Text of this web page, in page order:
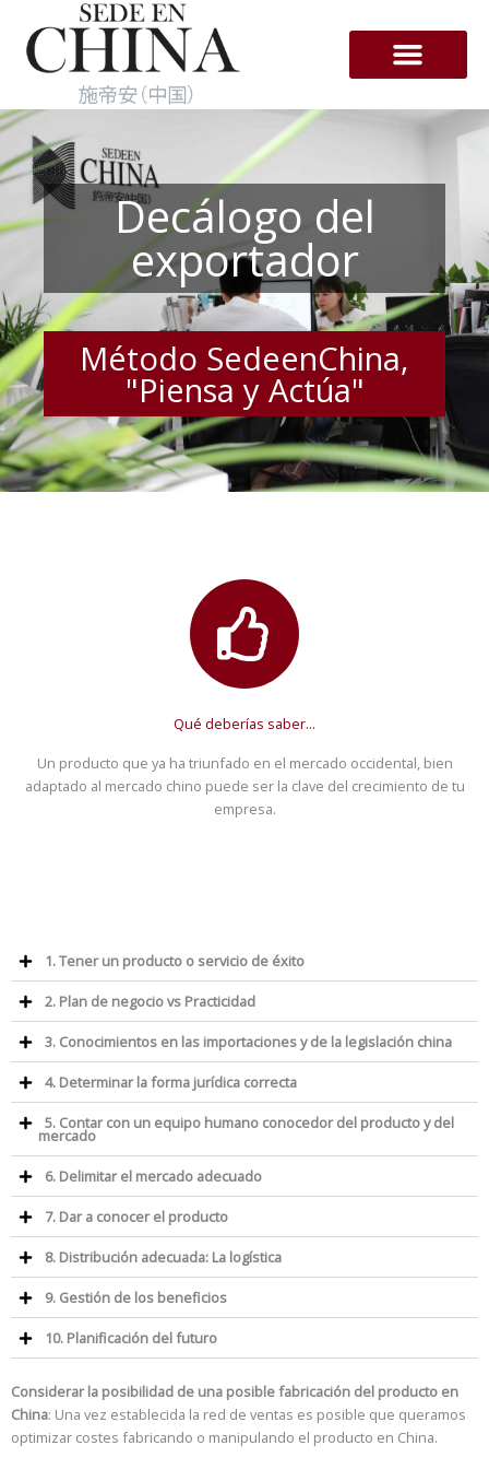
contenido
Decálogo del
exportador
Método SedeenChina,
"Piensa y Actúa"
Qué deberías saber...
Un producto que ya ha triunfado en el mercado occidental, bien
adaptado al mercado chino puede ser la clave del crecimiento de tu
empresa.
1. Tener un producto o servicio de éxito
2. Plan de negocio vs Practicidad
3. Conocimientos en las importaciones y de la legislación china
4. Determinar la forma jurídica correcta
5. Contar con un equipo humano conocedor del producto y del
mercado
6. Delimitar el mercado adecuado
7. Dar a conocer el producto
8. Distribución adecuada: La logística
9. Gestión de los beneficios
10. Planificación del futuro
Considerar la posibilidad de una posible fabricación del producto en
China: Una vez establecida la red de ventas es posible que queramos
optimizar costes fabricando o manipulando el producto en China.